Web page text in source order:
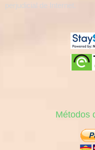
perjudicial de Internet.
Métodos